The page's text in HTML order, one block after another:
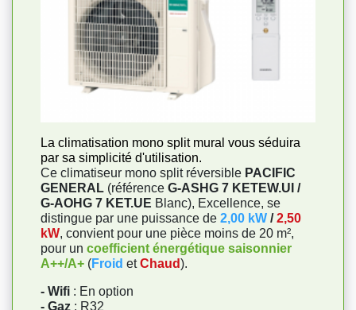
La climatisation mono split mural vous séduira
par sa simplicité d'utilisation.
Ce climatiseur mono split réversible PACIFIC
GENERAL (référence G-ASHG 7 KETEW.UI /
G-AOHG 7 KET.UE Blanc), Excellence, se
distingue par une puissance de 2,00 kW /2,50
kW, convient pour une pièce moins de 20 m²,
pour un coefficient énergétique saisonnier
A++/A+ (Froid etChaud).
- Wifi : En option
- Gaz : R32